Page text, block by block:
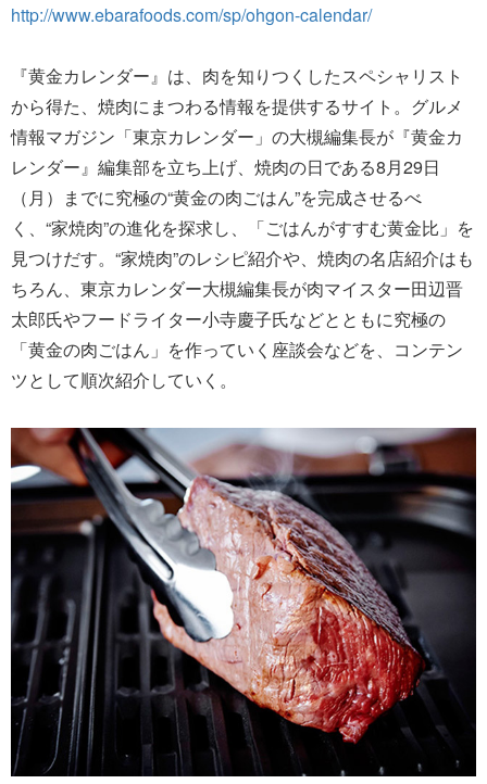
http://www.ebarafoods.com/sp/ohgon-calendar/
『黄金カレンダー』は、肉を知りつくしたスペシャリスト
から得た、焼肉にまつわる情報を提供するサイト。グルメ
情報マガジン「東京カレンダー」の大槻編集長が『黄金カ
レンダー』編集部を立ち上げ、焼肉の日である8月29日
（月）までに究極の“黄金の肉ごはん”を完成させるべ
く、“家焼肉”の進化を探求し、「ごはんがすすむ黄金比」を
見つけだす。“家焼肉”のレシピ紹介や、焼肉の名店紹介はも
ちろん、東京カレンダー大槻編集長が肉マイスター田辺晋
太郎氏やフードライター小寺慶子氏などとともに究極の
「黄金の肉ごはん」を作っていく座談会などを、コンテン
ツとして順次紹介していく。